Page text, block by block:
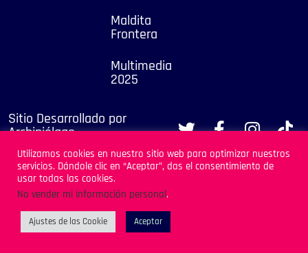
Maldita
Frontera
Multimedia
2025
Sitio Desarrollado por
Archipiélago
Utilizamos cookies en nuestro sitio web para optimizar nuestros
servicios. Dándole clic en “Aceptar”, das el consentimiento de
usar todas las cookies.
No vender mi información personal.
Ajustes de las Cookie Aceptar